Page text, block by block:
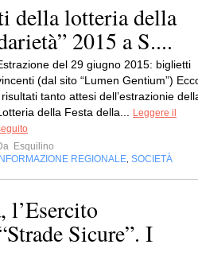
della lotteria della
2015 a S....
del 29 giugno 2015: biglietti
(dal sito “Lumen Gentium”)
risultati tanto attesi dell’estrazionie
della Festa della...
Leggere il
Esquilino
INFORMAZIONE REGIONALE SOCIETÀ
l’Esercito
Sicure”. I